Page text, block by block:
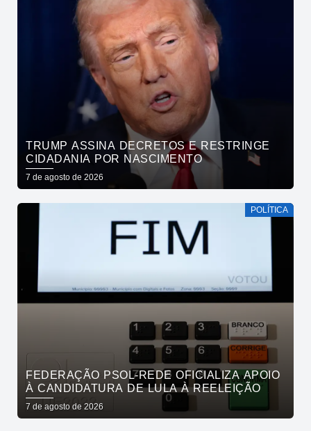
TRUMP ASSINA DECRETOS E RESTRINGE
CIDADANIA POR NASCIMENTO
7 de agosto de 2026
POLÍTICA
FEDERAÇÃO PSOL-REDE OFICIALIZA APOIO
À CANDIDATURA DE LULA À REELEIÇÃO
7 de agosto de 2026